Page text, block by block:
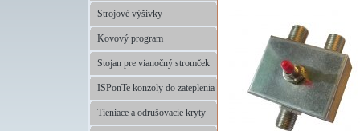
Strojové výšivky
Kovový program
Stojan pre vianočný stromček
ISPonTe konzoly do zateplenia
Tieniace a odrušovacie kryty